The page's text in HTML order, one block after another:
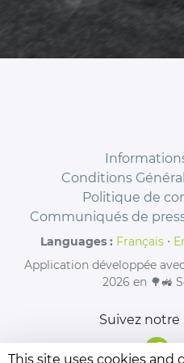
Conditions
Politique de
Communiqués de
Languages : Français ⋅
Application développée
2026 en 🌳🚜
Suivez
This site uses cookies and